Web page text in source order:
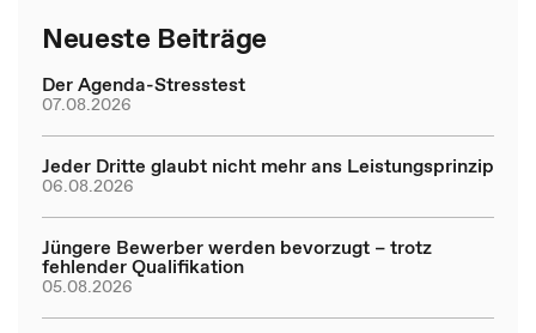
Neueste Beiträge
Der Agenda-Stresstest
07.08.2026
Jeder Dritte glaubt nicht mehr ans Leistungsprinzip
06.08.2026
Jüngere Bewerber werden bevorzugt – trotz
fehlender Qualifikation
05.08.2026